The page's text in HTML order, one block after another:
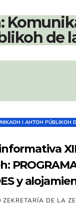
de
I AHTOH PÚBLIKOH
y
ZEKRETARÍA DE LA